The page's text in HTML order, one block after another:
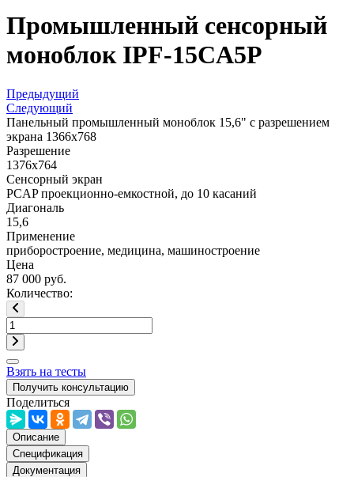
Промышленный сенсорный
моноблок IPF-15CA5P
Предыдущий
Следующий
Панельный промышленный моноблок 15,6" с разрешением
экрана 1366x768
Разрешение
1376x764
Сенсорный экран
PCAP проекционно-емкостной, до 10 касаний
Диагональ
15,6
Применение
приборостроение, медицина, машиностроение
Цена
87 000 руб.
Количество:
Взять на тесты
Получить консультацию
Поделиться
Описание
Спецификация
Документация